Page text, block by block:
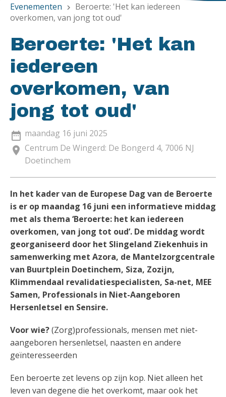
Evenementen chevron_right
Beroerte: 'Het kan iedereen
overkomen, van jong tot oud'
Beroerte: 'Het kan
iedereen
overkomen, van
jong tot oud'
date_range maandag 16 juni 2025
location_on Centrum De Wingerd: De Bongerd 4, 7006 NJ
Doetinchem
In het kader van de Europese Dag van de Beroerte
is er op maandag 16 juni een informatieve middag
met als thema ‘Beroerte: het kan iedereen
overkomen, van jong tot oud’. De middag wordt
georganiseerd door het Slingeland Ziekenhuis in
samenwerking met Azora, de Mantelzorgcentrale
van Buurtplein Doetinchem, Siza, Zozijn,
Klimmendaal revalidatiespecialisten, Sa-net, MEE
Samen, Professionals in Niet-Aangeboren
Hersenletsel en Sensire.
Voor wie?(Zorg)professionals, mensen met niet-
aangeboren hersenletsel, naasten en andere
geïnteresseerden
Een beroerte zet levens op zijn kop. Niet alleen het
leven van degene die het overkomt, maar ook het